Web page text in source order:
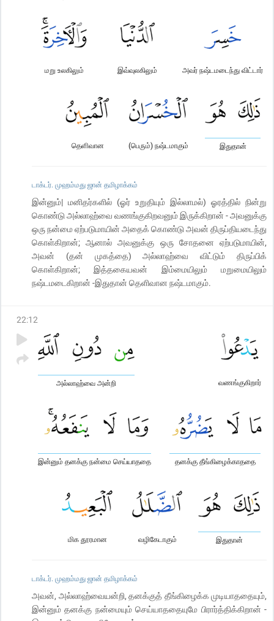
அவர் நஷ்டமடைந்து விட்டார்
இவ்வுலகிலும்
மறு உலகிலும்
இதுதான்
(பெரும்) நஷ்டமாகும்
தெளிவான
டாக்டர். முஹம்மது ஜான் தமிழாக்கம்
இன்னும்| மனிதர்களில் (ஓர் உறுதியும் இல்லாமல்) ஓரத்தில் நின்று
கொண்டு அல்லாஹ்வை வணங்குகிறவனும் இருக்கிறான் - அவனுக்கு
ஒரு நன்மை ஏற்படுமாயின் அதைக் கொண்டு அவன் திருப்தியடைந்து
கொள்கிறான்; ஆனால் அவனுக்கு ஒரு சோதனை ஏற்படுமாயின்,
அவன் (தன் முகத்தை) அல்லாஹ்வை விட்டும் திருப்பிக்
கொள்கிறான்; இத்தகையவன் இம்மையிலும் மறுமையிலும்
நஷ்டமடைகிறான் -இதுதான் தெளிவான நஷ்டமாகும்.
22:12
வணங்குகிறார்
அல்லாஹ்வை அன்றி
தனக்கு தீங்கிழைக்காததை
இன்னும் தனக்கு நன்மை செய்யாததை
இதுதான்
வழிகேடாகும்
மிக தூரமான
டாக்டர். முஹம்மது ஜான் தமிழாக்கம்
அவன், அல்லாஹ்வையன்றி, தனக்குத் தீங்கிழைக்க முடியாததையும்,
இன்னும் தனக்கு நன்மையும் செய்யாததையுமே பிரார்த்திக்கிறான் -